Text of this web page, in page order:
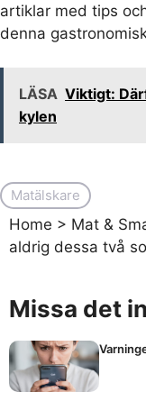
artiklar med tips
denna
LÄSA Viktigt:
kylen
Matälskare
Home > Mat &
aldrig dessa två
Missa det